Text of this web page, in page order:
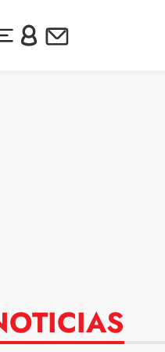
Desplegar menú principal
Inicia sesión o regístrate
Newsletter